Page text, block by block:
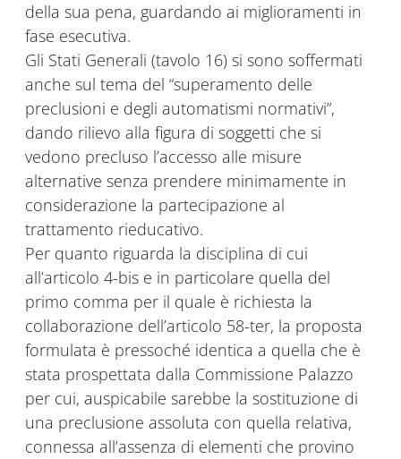
della sua pena, guardando ai miglioramenti in
fase esecutiva.
Gli Stati Generali (tavolo 16) si sono soffermati
anche sul tema del “superamento delle
preclusioni e degli automatismi normativi”,
dando rilievo alla figura di soggetti che si
vedono precluso l’accesso alle misure
alternative senza prendere minimamente in
considerazione la partecipazione al
trattamento rieducativo.
Per quanto riguarda la disciplina di cui
all’articolo 4-bis e in particolare quella del
primo comma per il quale è richiesta la
collaborazione dell’articolo 58-ter, la proposta
formulata è pressoché identica a quella che è
stata prospettata dalla Commissione Palazzo
per cui, auspicabile sarebbe la sostituzione di
una preclusione assoluta con quella relativa,
connessa all’assenza di elementi che provino